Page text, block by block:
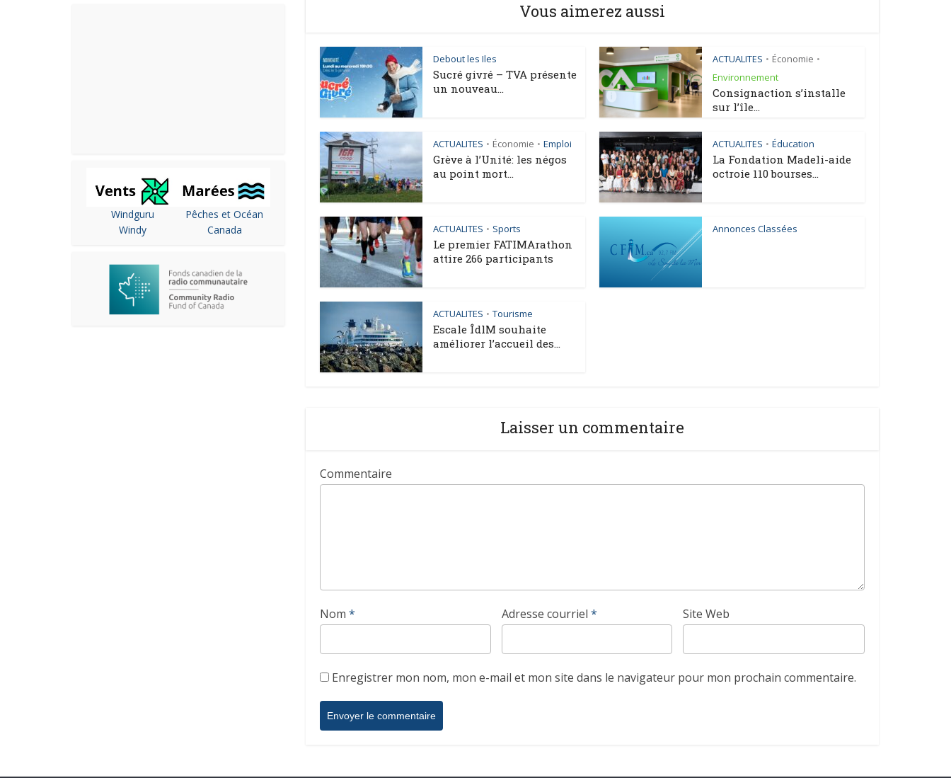
Windguru
Windy
Pêches et Océan
Canada
Vous aimerez aussi
Debout les Iles
Sucré givré – TVA présente
un nouveau...
ACTUALITES • Économie •
Environnement
Consignaction s’installe
sur l’île...
ACTUALITES • Économie • Emploi
Grève à l’Unité: les négos
au point mort...
ACTUALITES • Éducation
La Fondation Madeli-aide
octroie 110 bourses...
ACTUALITES • Sports
Le premier FATIMArathon
attire 266 participants
Annonces Classées
ACTUALITES • Tourisme
Escale ÎdlM souhaite
améliorer l’accueil des...
Laisser un commentaire
Commentaire
Nom * Adresse courriel * Site Web
Enregistrer mon nom, mon e-mail et mon site dans le navigateur pour mon prochain commentaire.